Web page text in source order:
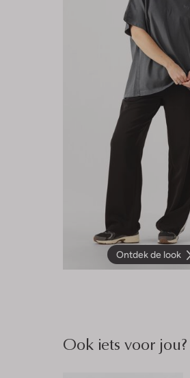
Ontdek de look
Ook iets voor jou?